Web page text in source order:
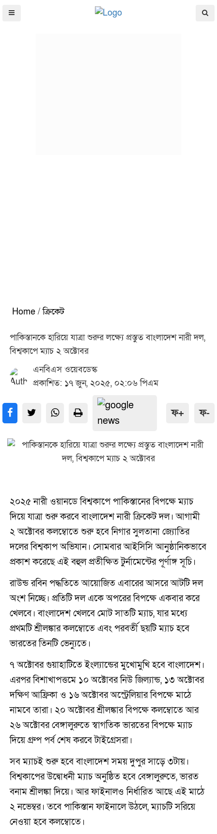
Home / ক্রিকেট
পাকিস্তানকে হারিয়ে যাত্রা শুরুর লক্ষ্যে প্রস্তুত বাংলাদেশ নারী দল,
বিশ্বকাপে ম্যাচ ২ অক্টোবর
এনবিএস ওয়েবডেস্ক
প্রকাশিত: ১৭ জুন, ২০২৫, ০২:০৬ পিএম
ফ+ ফ-
২০২৫ নারী ওয়ানডে বিশ্বকাপে পাকিস্তানের বিপক্ষে ম্যাচ
দিয়ে যাত্রা শুরু করবে বাংলাদেশ নারী ক্রিকেট দল। আগামী
২ অক্টোবর কলম্বোতে শুরু হবে নিগার সুলতানা জ্যোতির
দলের বিশ্বকাপ অভিযান। সোমবার আইসিসি আনুষ্ঠানিকভাবে
প্রকাশ করেছে এই বহুল প্রতীক্ষিত টুর্নামেন্টের পূর্ণাঙ্গ সূচি।
রাউন্ড রবিন পদ্ধতিতে আয়োজিত এবারের আসরে আটটি দল
অংশ নিচ্ছে। প্রতিটি দল একে অপরের বিপক্ষে একবার করে
খেলবে। বাংলাদেশ খেলবে মোট সাতটি ম্যাচ, যার মধ্যে
প্রথমটি শ্রীলঙ্কার কলম্বোতে এবং পরবর্তী ছয়টি ম্যাচ হবে
ভারতের তিনটি ভেন্যুতে।
৭ অক্টোবর গুয়াহাটিতে ইংল্যান্ডের মুখোমুখি হবে বাংলাদেশ।
এরপর বিশাখাপত্তমে ১০ অক্টোবর নিউ জিল্যান্ড, ১৩ অক্টোবর
দক্ষিণ আফ্রিকা ও ১৬ অক্টোবর অস্ট্রেলিয়ার বিপক্ষে মাঠে
নামবে তারা। ২০ অক্টোবর শ্রীলঙ্কার বিপক্ষে কলম্বোতে আর
২৬ অক্টোবর বেঙ্গালুরুতে স্বাগতিক ভারতের বিপক্ষে ম্যাচ
দিয়ে গ্রুপ পর্ব শেষ করবে টাইগ্রেসরা।
সব ম্যাচই শুরু হবে বাংলাদেশ সময় দুপুর সাড়ে ৩টায়।
বিশ্বকাপের উদ্বোধনী ম্যাচ অনুষ্ঠিত হবে বেঙ্গালুরুতে, ভারত
বনাম শ্রীলঙ্কা দিয়ে। আর ফাইনালও নির্ধারিত আছে এই মাঠে
২ নভেম্বর। তবে পাকিস্তান ফাইনালে উঠলে, ম্যাচটি সরিয়ে
নেওয়া হবে কলম্বোতে।